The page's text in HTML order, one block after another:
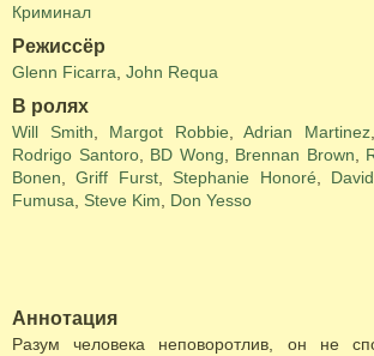
Криминал
Режиссёр
Glenn Ficarra John Requa
В ролях
Will Smith Margot Robbie ,Adrian Martinez
Rodrigo Santoro, BD Wong Brennan Brown
Bonen ,Griff Furst, Stephanie Honoré
Fumusa
Steve Kim Don Yesso
Аннотация
Разум человека неповоротлив, он не